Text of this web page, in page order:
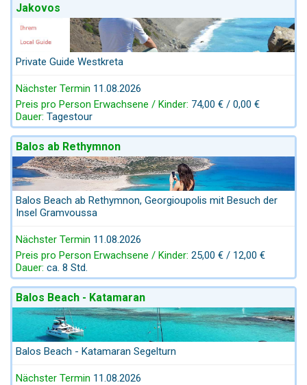
Jakovos
Private Guide Westkreta
Nächster Termin 11.08.2026
Preis pro Person Erwachsene / Kinder: 74,00 € / 0,00 €
Dauer: Tagestour
Balos ab Rethymnon
Balos Beach ab Rethymnon, Georgioupolis mit Besuch der
Insel Gramvoussa
Nächster Termin 11.08.2026
Preis pro Person Erwachsene / Kinder: 25,00 € / 12,00 €
Dauer: ca. 8 Std.
Balos Beach - Katamaran
Balos Beach - Katamaran Segelturn
Nächster Termin 11.08.2026